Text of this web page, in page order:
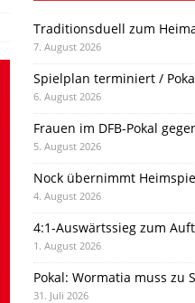
Traditionsduell zum
7. August 2026
Spielplan terminiert /
6. August 2026
Frauen im DFB-Pokal
5. August 2026
Nock übernimmt
4. August 2026
4:1-Auswärtssieg zum
1. August 2026
Pokal: Wormatia muss zu
31. Juli 2026